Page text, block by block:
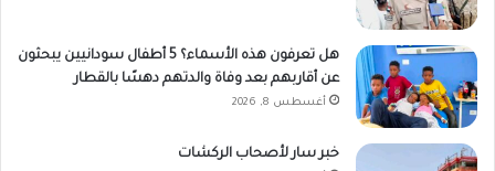
هل تعرفون هذه الأسماء؟ 5 أطفال سودانيين يبحثون
عن أقاربهم بعد وفاة والدتهم دهسًا بالقطار
أغسطس 8, 2026
خبر سار لأصحاب الركشات